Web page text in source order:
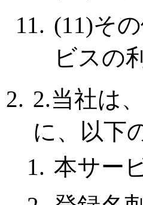
(11)そ
ビスの
2.当社は
に、以下
本サー